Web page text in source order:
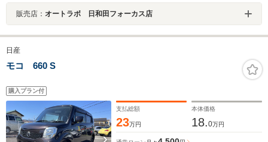
販売店： オートラボ 日和田フォーカス店
日産
モコ 660 S
購入プラン付
支払総額
23万円
本体価格
18.0万円